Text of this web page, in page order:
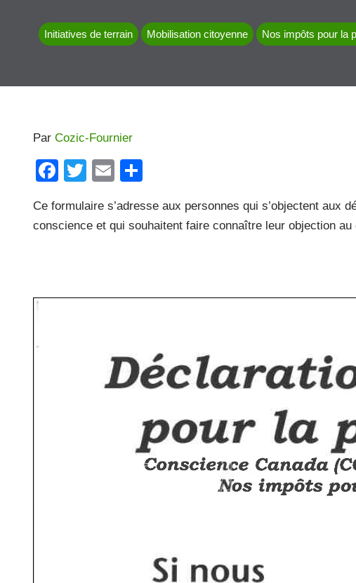
Initiatives de terrain Mobilisation citoyenne Nos impôts pour la
Par Cozic-Fournier
F
c
e
o
T
tt
er
E
ail ta
g
Ce formulaire s’adresse aux personnes qui s’objectent aux
conscience et qui souhaitent faire connaître leur objection au